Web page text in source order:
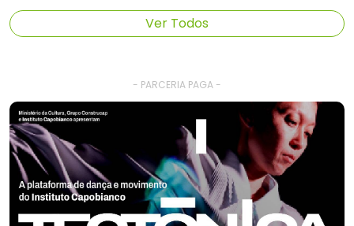
Ver Todos
- PARCERIA PAGA -